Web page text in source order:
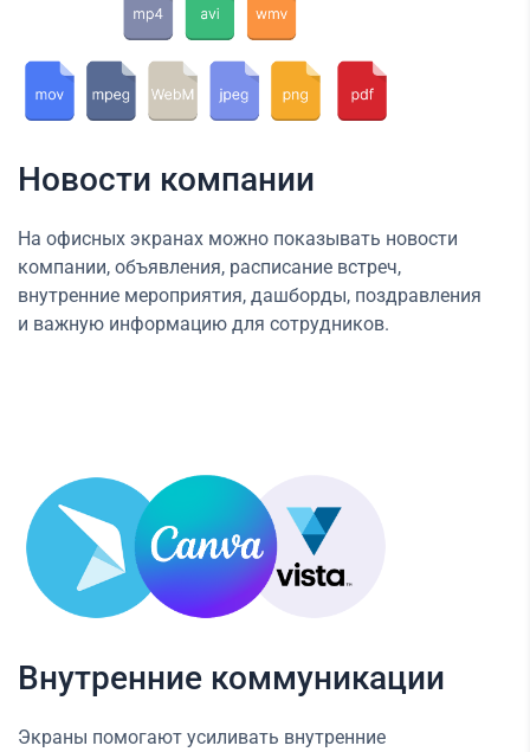
Новости компании
На офисных экранах можно показывать новости
компании, объявления, расписание встреч,
внутренние мероприятия, дашборды, поздравления
и важную информацию для сотрудников.
Внутренние коммуникации
Экраны помогают усиливать внутренние